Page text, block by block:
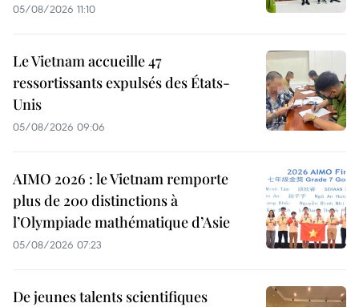
05/08/2026 11:10
Le Vietnam accueille 47
ressortissants expulsés des États-
Unis
05/08/2026 09:06
AIMO 2026 : le Vietnam remporte
plus de 200 distinctions à
l’Olympiade mathématique d’Asie
05/08/2026 07:23
De jeunes talents scientifiques